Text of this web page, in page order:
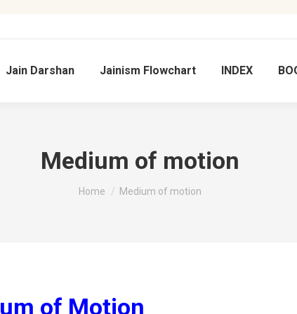
Jain Darshan Jainism Flowchart INDEX
Medium of motion
You are here:
Home Medium of motion
of Motion